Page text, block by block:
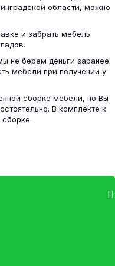
10
и полками...
Софт Графит...
области, можно
и забрать мебель
не берем деньги заранее.
мебели при получении у
сборке мебели, но Вы
В комплекте к